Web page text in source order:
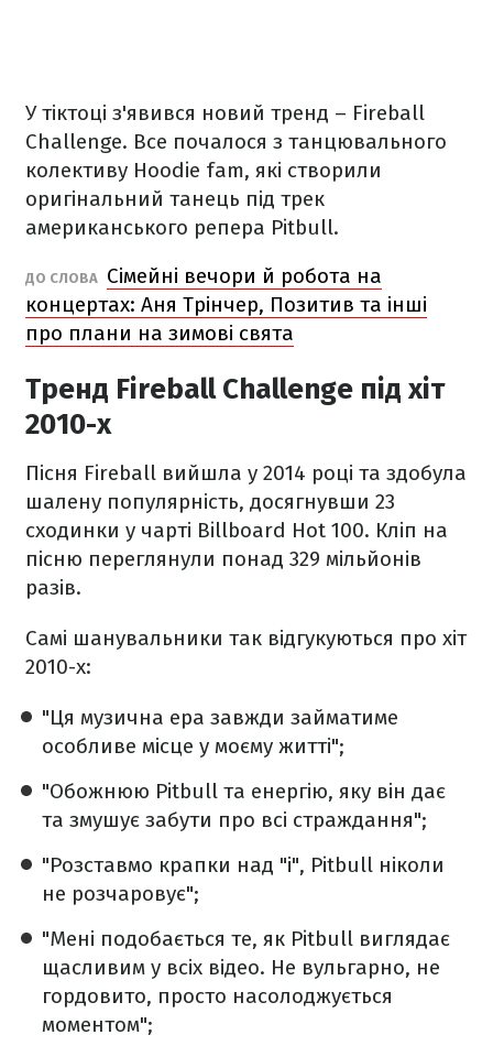
У тіктоці з'явився новий тренд – Fireball
Challenge. Все почалося з танцювального
колективу Hoodie fam, які створили
оригінальний танець під трек
американського репера Pitbull.
ДО СЛОВА Сімейні вечори й робота на
концертах: Аня Трінчер, Позитив та інші
про плани на зимові свята
Тренд Fireball Challenge під хіт
2010-х
Пісня Fireball вийшла у 2014 році та здобула
шалену популярність, досягнувши 23
сходинки у чарті Billboard Hot 100. Кліп на
пісню переглянули понад 329 мільйонів
разів.
Самі шанувальники так відгукуються про хіт
2010-х:
"Ця музична ера завжди займатиме
особливе місце у моєму житті";
"Обожнюю Pitbull та енергію, яку він дає
та змушує забути про всі страждання";
"Розставмо крапки над "і", Pitbull ніколи
не розчаровує";
"Мені подобається те, як Pitbull виглядає
щасливим у всіх відео. Не вульгарно, не
гордовито, просто насолоджується
моментом";